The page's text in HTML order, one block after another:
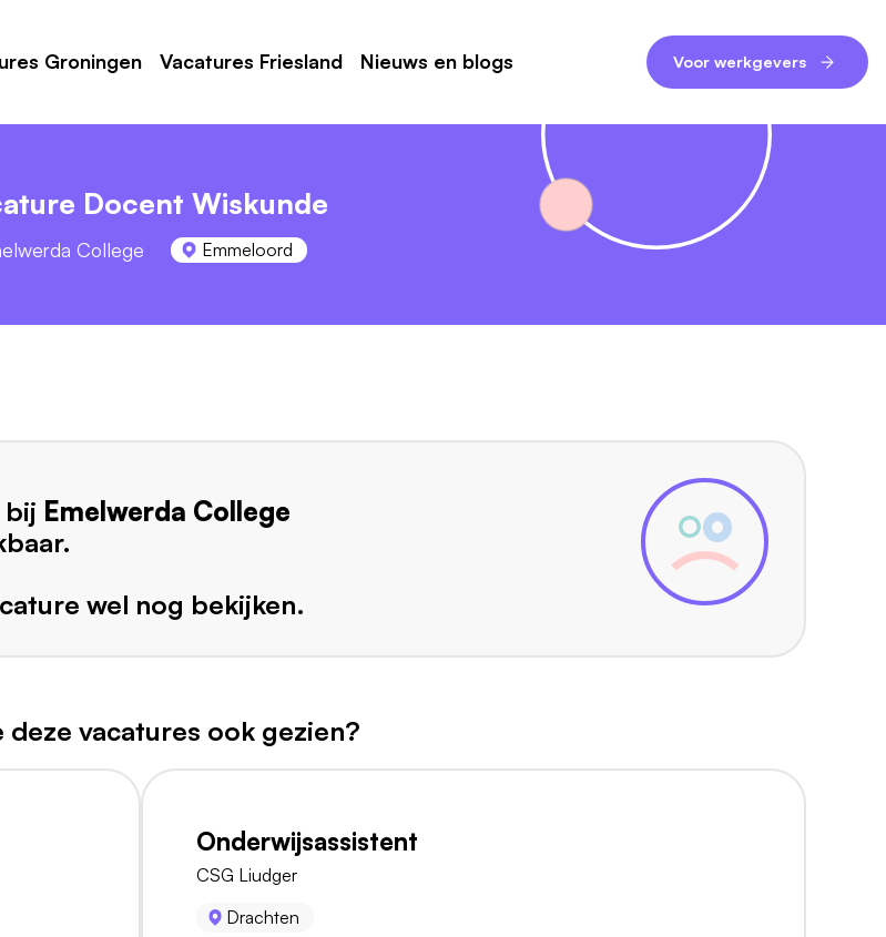
Groningen Vacatures Friesland Nieuws en blogs Voor werkgevers
Docent Wiskunde
College Emmeloord
bij Emelwerda College
wel nog bekijken.
deze vacatures ook gezien?
Onderwijsassistent
CSG Liudger
Drachten